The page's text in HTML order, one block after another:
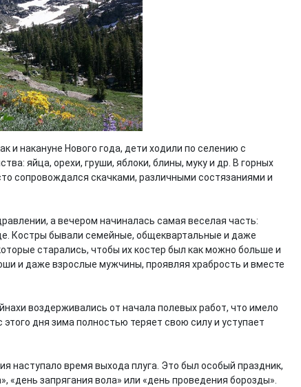
и накануне Нового года, дети ходили по селению с
яйца, орехи, груши, яблоки, блины, муку и др. В горных
сопровождался скачками, различными состязаниями и
а вечером начиналась самая веселая часть:
Костры бывали семейные, общеквартальные и даже
старались, чтобы их костер был как можно больше и
и даже взрослые мужчины, проявляя храбрость и вместе
воздерживались от начала полевых работ, что имело
дня зима полностью теряет свою силу и уступает
наступало время выхода плуга. Это был особый праздник,
«день запрягания вола» или «день проведения борозды».